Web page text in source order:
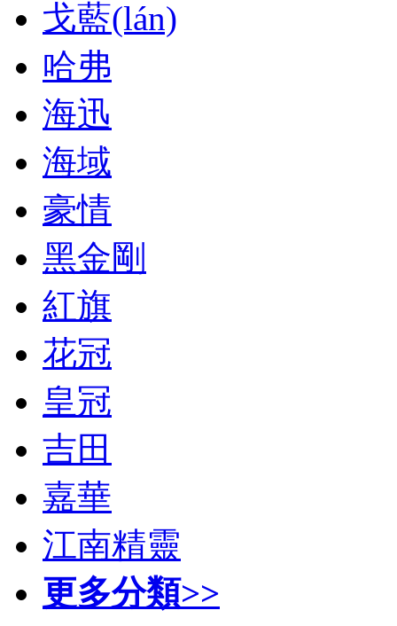
戈藍(lán)
哈弗
海迅
海域
豪情
黑金剛
紅旗
花冠
皇冠
吉田
嘉華
江南精靈
更多分類>>